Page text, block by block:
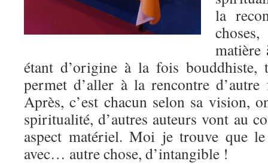
la
étant d’origine à la fois bouddhiste,
permet d’aller à la rencontre
Après, c’est chacun selon sa vision,
spiritualité, d’autres auteurs vont au
aspect matériel. Moi je trouve que
avec… autre chose, d’intangible !